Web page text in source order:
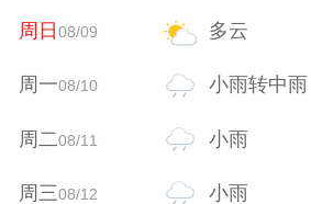
周日08/09 多云
周一08/10 小雨转中雨
周二08/11 小雨
周三08/12 小雨